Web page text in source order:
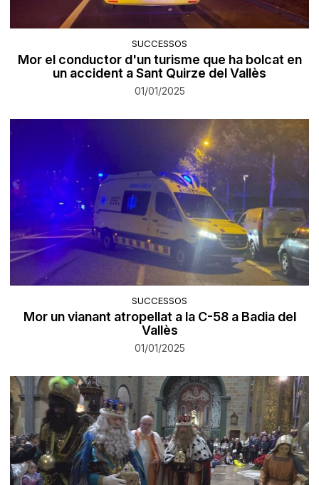
SUCCESSOS
Mor el conductor d'un turisme que ha bolcat en
un accident a Sant Quirze del Vallès
01/01/2025
SUCCESSOS
Mor un vianant atropellat a la C-58 a Badia del
Vallès
01/01/2025